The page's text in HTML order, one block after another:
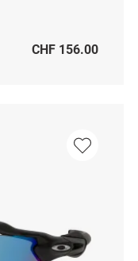
CHF 156.00